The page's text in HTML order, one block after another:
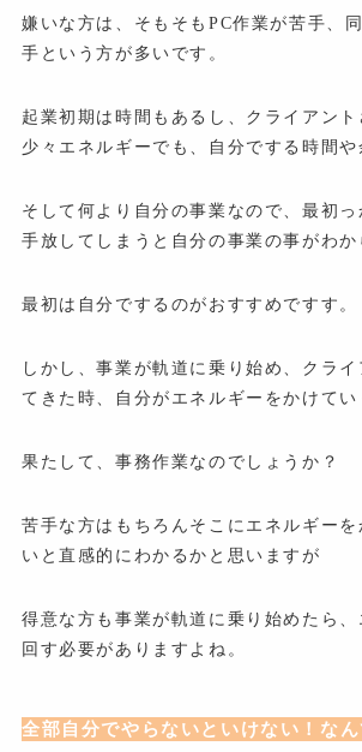
嫌いな方は、そもそもPC作業が苦手、
手という方が多いです。
起業初期は時間もあるし、クライアント
少々エネルギーでも、自分でする時間や
そして何より自分の事業なので、最初っ
手放してしまうと自分の事業の事がわ
最初は自分でするのがおすすめですす。
しかし、事業が軌道に乗り始め、クライ
てきた時、自分がエネルギーをかけてい
果たして、事務作業なのでしょうか？
苦手な方はもちろんそこにエネルギー
いと直感的にわかるかと思いますが
得意な方も事業が軌道に乗り始めたら
回す必要がありますよね。
全部自分でやらないといけない！なん